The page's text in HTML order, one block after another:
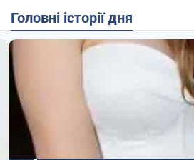
Головні історії дня